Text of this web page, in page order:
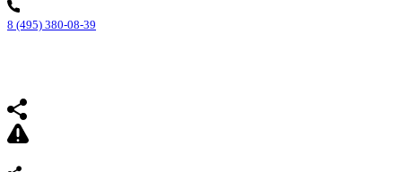
8 (495) 380-08-39